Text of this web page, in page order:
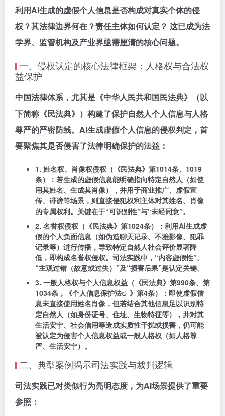
利用AI生成的虚假个人信息是否构成对真实个体的侵
权？其法律边界何在？责任主体如何认定？ 这已成为法
学界、监管机构及产业界亟需厘清的核心问题。
一、侵权认定的核心法律框架：人格权与合法权
益保护
中国法律体系，尤其是《中华人民共和国民法典》（以
下简称《民法典》）构建了保护自然人个人信息与人格
尊严的严密防线。AI生成虚假个人信息的侵权判定，首
要聚焦其是否侵害了法律明确保护的法益：
1. 姓名权、肖像权侵权（《民法典》第1014条、1019
条）
：若生成的虚假信息能明确指向特定自然人（如使
用其姓名、生成其肖像），并用于商业推广、虚假宣
传、诽谤等场景，则直接侵犯权利主体对其姓名、肖像
的专属权利。关键在于“可识别性”与“未经同意”。
2. 名誉权侵权（《民法典》第1024条）
：利用AI生成虚
假的个人负面信息（如伪造聊天记录、不雅影像、犯罪
记录等）进行传播，导致特定自然人社会评价显著降
低，即构成名誉权侵权。司法实践中，“内容虚假性”、
“主观过错（故意或过失）”及“损害后果”是认定关键。
3. 一般人格权与个人信息权益（《民法典》第990条、第
1034条，《个人信息保护法 》第4条）
：即使虚假信
息未直接使用姓名肖像，但若结合其他信息足以识别特
定自然人（如身份证号、住址、生物特征等），并对其
生活安宁、社会信用等造成实质性干扰或损害，仍可能
被认定为侵害个人信息权益或一般人格权（如人格尊
严、生活安宁）。
二、典型案例揭示司法实践与裁判逻辑
司法实践已对类似行为亮明态度，为AI场景提供了重要
参照：